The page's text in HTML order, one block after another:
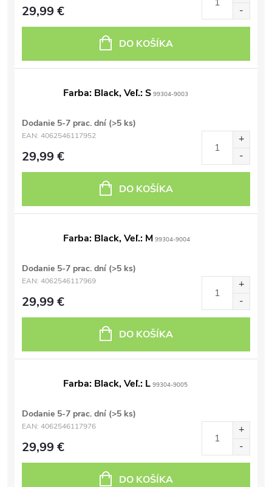
29,99 €
DO KOŠÍKA
Farba: Black, Veľ.: S 99304-9003
Dodanie 5-7 prac. dní (>5 ks)
EAN: 4062546117952
29,99 €
DO KOŠÍKA
Farba: Black, Veľ.: M 99304-9004
Dodanie 5-7 prac. dní (>5 ks)
EAN: 4062546117969
29,99 €
DO KOŠÍKA
Farba: Black, Veľ.: L 99304-9005
Dodanie 5-7 prac. dní (>5 ks)
EAN: 4062546117976
29,99 €
DO KOŠÍKA